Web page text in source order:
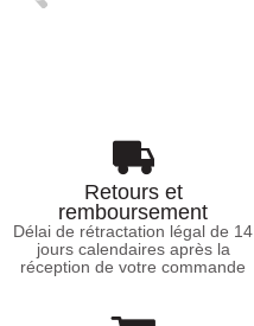
Retours et
remboursement
Délai de rétractation légal de 14
jours calendaires après la
réception de votre commande